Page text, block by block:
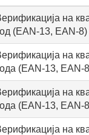
на
(EAN-13, EAN-8)
на
(EAN-13, EAN-
на
(EAN-13, EAN-
на